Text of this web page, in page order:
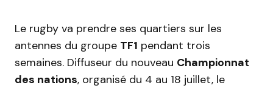
Le rugby va prendre ses quartiers sur les
antennes du groupe TF1 pendant trois
semaines. Diffuseur du nouveau Championnat
des nations, organisé du 4 au 18 juillet, le